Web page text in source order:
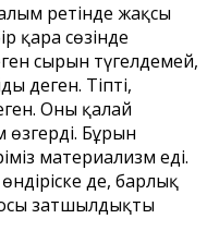
ретінде жақсы
қара сөзінде
сырын түгелдемей,
деген. Тіпті,
Оны қалай
өзгерді. Бұрын
материализм еді.
де, барлық
осы затшылдықты